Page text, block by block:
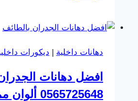
ت:
،
الوان
دهانات
دهانات داخلية | ديكورات
افضل دهانات